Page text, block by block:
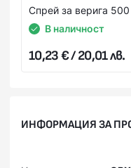
Спрей за верига
В наличност
10,23 € / 20,01 лв.
ИНФОРМАЦИЯ ЗА